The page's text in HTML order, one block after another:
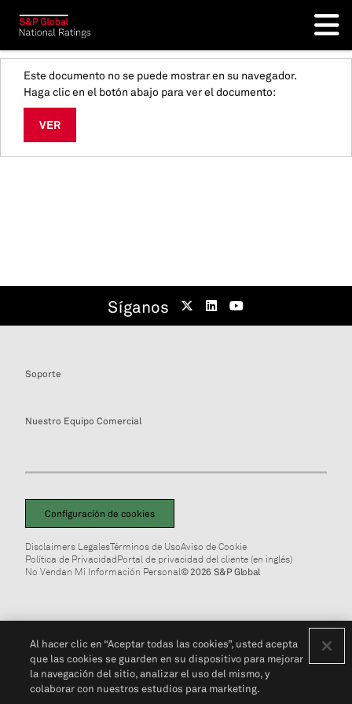
Este documento no se puede mostrar en su navegador.
Haga clic en el botón abajo para ver el documento:
VER
Síganos
Soporte
Nuestro Equipo Comercial
Configuración de cookies
Disclaimers LegalesTérminos de UsoAviso de Cookie
Política de PrivacidadPortal de privacidad del cliente (en inglés)
No Vendan Mi Información Personal© 2026 S&P Global
Al hacer clic en “Aceptar todas las cookies”, usted acepta
que las cookies se guarden en su dispositivo para mejorar
la navegación del sitio, analizar el uso del mismo, y
colaborar con nuestros estudios para marketing.